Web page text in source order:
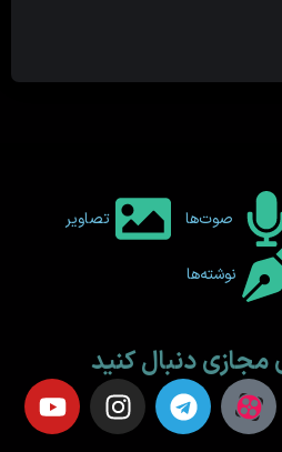
صوت‌ها تصاویر
نوشته‌ها
مجازی دنبال کنید